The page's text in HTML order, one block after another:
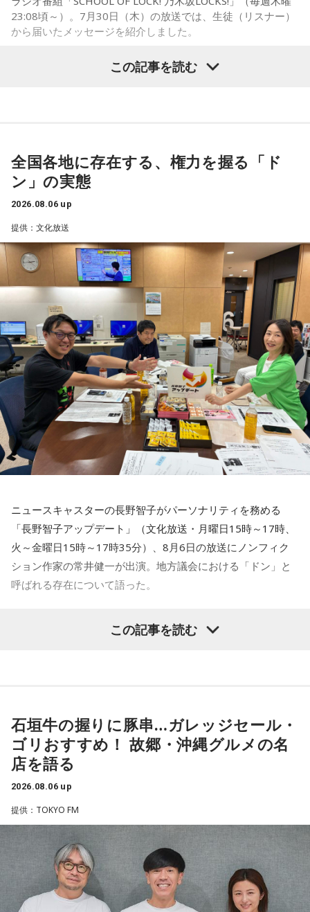
で自信や自己肯定感につながったりする姿を目にしていたと
いう。
今回の訪問を通じて、馬が競技や競走だけではなく、さまざ
23:08頃～）。7月30日（木）の放送では、生徒（リスナー）
から届いたメッセージを紹介しました。
ごくうれしかったし、かわいい遥香先生も、かっこいい遥香
先生もたくさん観ることができて、大満足のライブでした！
アンコールのときに披露していた『551蓬莱』のCMのモノマ
ネも関西ならではで、私も昔から観ていたので、とても楽し
きましたが、体調に気を付けて最後まで駆け抜けてくださ
い！ ずっとずっと大好きです！」（兵庫県 20歳）
◆「真夏の全国ツアー2026」大阪公演裏話
賀喜：大阪公演2日目の私は、横結びみたいなサイドテールに
してみたんです。それがリスナーちゃんも意図せずというか
お揃いだったんだね！ うれしい～！
私も生まれたところが大阪なので、大阪でのライブは特別な
んですよ。家族や親戚も観に来てくれていて、それもうれし
かったから頑張れたし、「551」も食べたし（笑）。あと、
たこ焼きも「りくろーおじさんの店」のチーズケーキも食べ
た！
それに、いつも大阪でライブをするとき、私の親戚の皆さん
がぶどうの差し入れをしてくれるの。それも食べた！ メンバ
大阪公演の前の日もお仕事だったんですけど、そのお仕事が
終わったらすぐ大阪に帰って、ちょっとだけ（愛猫の）まろ
んにも会えたんですよ。それで、その次の日にライブをし
て、家族が観に来てくれて、帰ったという大阪ライフでした
ね。
「551の豚まんがあるとき？ ないとき？」っていうCMがある
リスナーちゃんはそのことを言ってくれていて、それも楽し
かった！ 私も大阪に行く前から「みんなでやれたら楽しいだ
ろうな」と思っていたから、そういうこともできて楽しかっ
たですね！ 来てくれてありがとう！
この日の放送をradikoタイムフリーで聴く
※放送エリア外の方は、プレミアム会員の登録でご利用いた
だけます。
----------------------------------------------------
＜番組概要＞
番組名：SCHOOL OF LOCK!
この記事を読む
全国各地に存在する、権力を握る「ド
ン」の実態
2026.08.06 up
提供：文化放送
ニュースキャスターの長野智子がパーソナリティを務める
「長野智子アップデート」（文化放送・月曜日15時～17時、
火～金曜日15時～17時35分）、8月6日の放送にノンフィク
ション作家の常井健一が出演。地方議会における「ドン」と
呼ばれる存在について語った。
鈴木敏夫（文化放送解説委員）
「福岡県議会で浮上した、議
長ポストをめぐる現金授受疑惑です。その渦中にいる藏内勇
常井健一「『ドン』はスペイン語に由来する外来語です。ボ
スよりもさらにスケールの大きな権力者を示す言葉として定
着しました。いま、ドンとして注目されるのが福岡県議会の
藏内議長。福岡県内には一昔前から『福岡三国志』という言
葉がありまして。現在は麻生太郎さん、武田良太さん、そし
て藏内さんが熾烈な権力闘争を繰り広げています」
「藏内さんだけ県議、ということですね」
常井「なぜ1人の地方議員が永田町の大物にも匹敵する大きな
この記事を読む
石垣牛の握りに豚串…ガレッジセール・
ゴリおすすめ！ 故郷・沖縄グルメの名
店を語る
2026.08.06 up
提供：TOKYO FM